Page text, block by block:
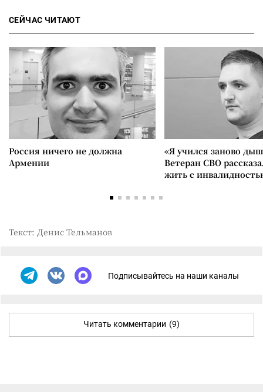
СЕЙЧАС ЧИТАЮТ
Россия ничего не должна
Армении
«Я учился заново
Ветеран СВО
жить с
Текст: Денис Тельманов
Подписывайтесь на наши каналы
Читать комментарии (9)